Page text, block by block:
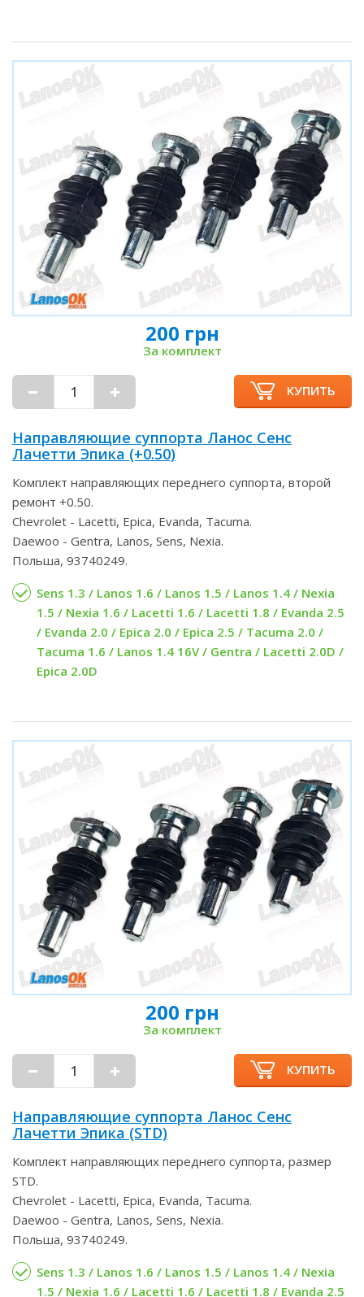
200 грн
За комплект
КУПИТЬ
Направляющие суппорта Ланос Сенс
Лачетти Эпика (+0.50)
Комплект направляющих переднего суппорта, второй
ремонт +0.50.
Chevrolet - Lacetti, Epica, Evanda, Tacuma.
Daewoo - Gentra, Lanos, Sens, Nexia.
Польша, 93740249.
Sens 1.3 / Lanos 1.6 / Lanos 1.5 / Lanos 1.4 / Nexia
1.5 / Nexia 1.6 / Lacetti 1.6 / Lacetti 1.8 / Evanda 2.5
/ Evanda 2.0 / Epica 2.0 / Epica 2.5 / Tacuma 2.0 /
Tacuma 1.6 / Lanos 1.4 16V / Gentra / Lacetti 2.0D /
Epica 2.0D
200 грн
За комплект
КУПИТЬ
Направляющие суппорта Ланос Сенс
Лачетти Эпика (STD)
Комплект направляющих переднего суппорта, размер
STD.
Chevrolet - Lacetti, Epica, Evanda, Tacuma.
Daewoo - Gentra, Lanos, Sens, Nexia.
Польша, 93740249.
Sens 1.3 / Lanos 1.6 / Lanos 1.5 / Lanos 1.4 / Nexia
1.5 / Nexia 1.6 / Lacetti 1.6 / Lacetti 1.8 / Evanda 2.5